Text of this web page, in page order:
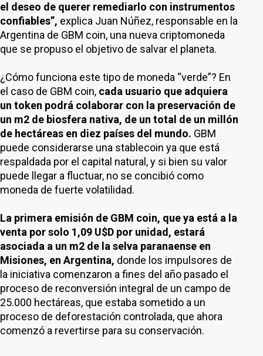
el deseo de querer remediarlo con instrumentos
confiables”, explica Juan Núñez, responsable en la
Argentina de GBM coin, una nueva criptomoneda
que se propuso el objetivo de salvar el planeta.
¿Cómo funciona este tipo de moneda “verde”? En
el caso de GBM coin, cada usuario que adquiera
un token podrá colaborar con la preservación de
un m2 de biosfera nativa, de un total de un millón
de hectáreas en diez países del mundo. GBM
puede considerarse una stablecoin ya que está
respaldada por el capital natural, y si bien su valor
puede llegar a fluctuar, no se concibió como
moneda de fuerte volatilidad.
La primera emisión de GBM coin, que ya está a la
venta por solo 1,09 U$D por unidad, estará
asociada a un m2 de la selva paranaense en
Misiones, en Argentina, donde los impulsores de
la iniciativa comenzaron a fines del año pasado el
proceso de reconversión integral de un campo de
25.000 hectáreas, que estaba sometido a un
proceso de deforestación controlada, que ahora
comenzó a revertirse para su conservación.